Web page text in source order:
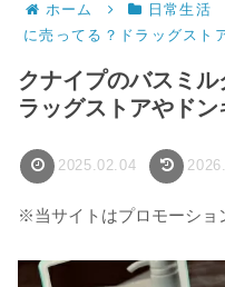
ホーム 日常生活
に売ってる？ドラッグスト
クナイプのバスミ
ラッグストアやドン
2025.02.04
※当サイトはプロモーショ